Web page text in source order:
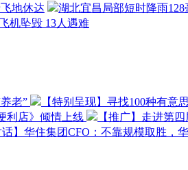
地休达
湖北宜昌局部短时降雨
机坠毁 13人遇难
老”
【特别呈现】寻找100种有意
利店》倾情上线
【推广】走进第
话】华住集团CFO：不靠规模取胜，